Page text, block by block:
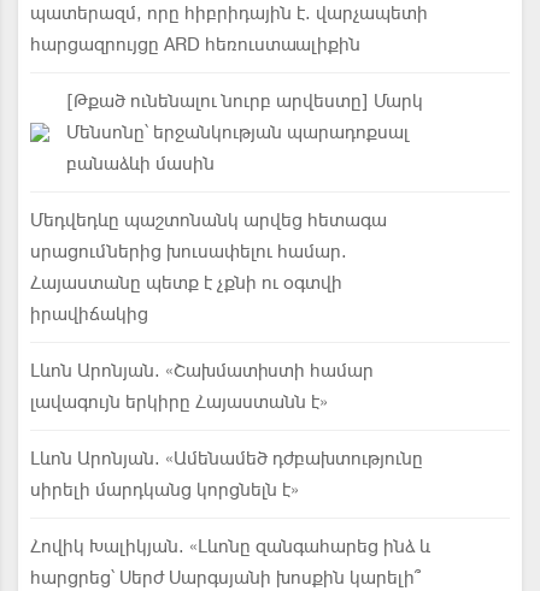
պատերազմ, որը հիբրիդային է. վարչապետի
հարցազրույցը ARD հեռուստաալիքին
[Թքած ունենալու նուրբ արվեստը] Մարկ
Մենսոնը՝ երջանկության պարադոքսալ
բանաձևի մասին
Մեդվեդևը պաշտոնանկ արվեց հետագա
սրացումներից խուսափելու համար.
Հայաստանը պետք է չքնի ու օգտվի
իրավիճակից
Լևոն Արոնյան. «Շախմատիստի համար
լավագույն երկիրը Հայաստանն է»
Լևոն Արոնյան. «Ամենամեծ դժբախտությունը
սիրելի մարդկանց կորցնելն է»
Հովիկ Խալիկյան. «Լևոնը զանգահարեց ինձ և
հարցրեց՝ Սերժ Սարգսյանի խոսքին կարելի՞